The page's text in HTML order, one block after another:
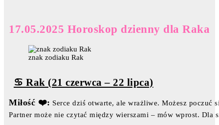
17.05.2025 Horoskop dzienny dla Raka
znak zodiaku Rak
♋ Rak (21 czerwca – 22 lipca)
Miłość ❤️: Serce dziś otwarte, ale wrażliwe. Możesz poczuć
Partner może nie czytać między wierszami – mów wprost.